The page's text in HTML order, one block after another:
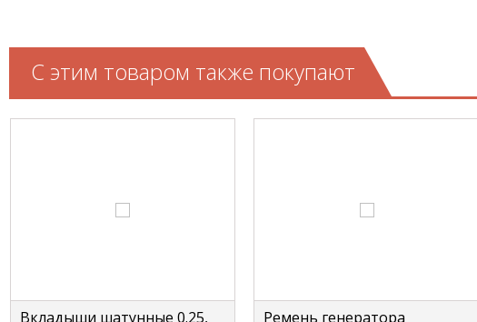
С этим товаром также покупают
Вкладыши шатунные 0.25,
Ремень генератора